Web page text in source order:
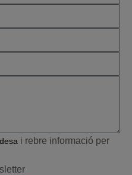
i rebre informació per